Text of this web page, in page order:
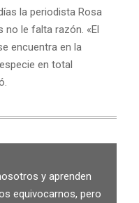
la periodista Rosa
no le falta razón. «El
encuentra en la
en total
y aprenden
equivocarnos, pero